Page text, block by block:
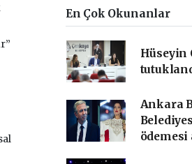
En Çok Okunanlar
Hüseyin
Ankara
ödemesi